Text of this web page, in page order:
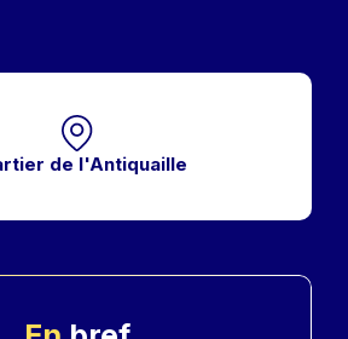
de l'Antiquaille